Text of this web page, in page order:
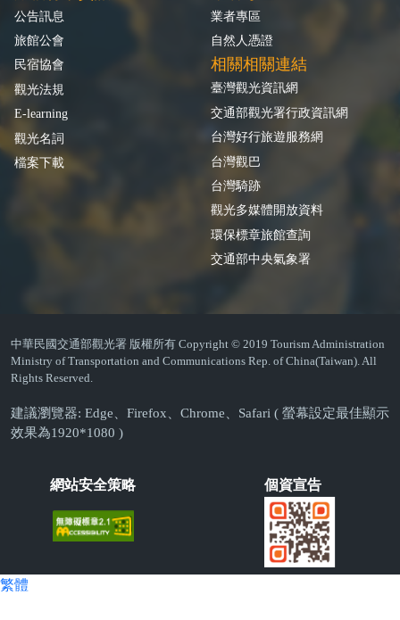
公告訊息
旅館公會
民宿協會
觀光法規
E-learning
觀光名詞
檔案下載
業者專區
自然人憑證
相關相關連結
臺灣觀光資訊網
交通部觀光署行政資訊網
台灣好行旅遊服務網
台灣觀巴
台灣騎跡
觀光多媒體開放資料
環保標章旅館查詢
交通部中央氣象署
中華民國交通部觀光署 版權所有 Copyright © 2019 Tourism Administration
Ministry of Transportation and Communications Rep. of China(Taiwan). All
Rights Reserved.
建議瀏覽器: Edge、Firefox、Chrome、Safari ( 螢幕設定最佳顯示
效果為1920*1080 )
網站安全策略 個資宣告
繁體